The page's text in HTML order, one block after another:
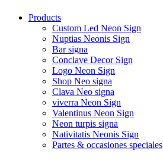
Products
Custom Led Neon Sign
Nuptias Neonis Sign
Bar signa
Conclave Decor Sign
Logo Neon Sign
Shop Neo signa
Clava Neo signa
viverra Neon Sign
Valentinus Neon Sign
Neon turpis signa
Nativitatis Neonis Sign
Partes & occasiones speciales